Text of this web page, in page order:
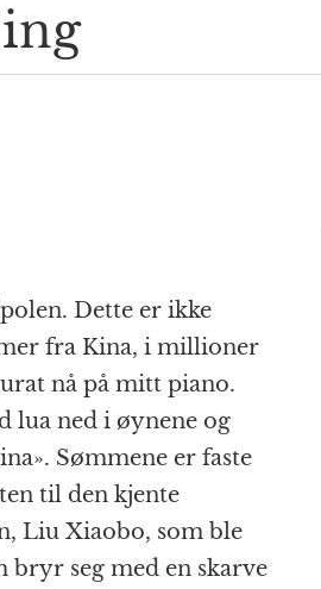
Dette er ikke
fra Kina, i millioner
nå på mitt piano.
lua ned i øynene og
Sømmene er faste
til den kjente
Liu Xiaobo, som ble
bryr seg med en skarve